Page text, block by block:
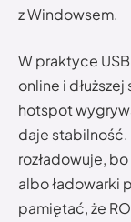
z Windowsem.
W praktyce
online i
hotspot
daje
rozładowuje,
albo ładowarki
pamiętać, że